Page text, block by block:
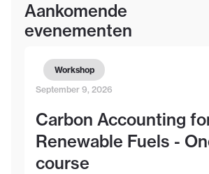
Aankomende
evenementen
Workshop
September 9, 2026
Carbon Accounting
Renewable Fuels -
course